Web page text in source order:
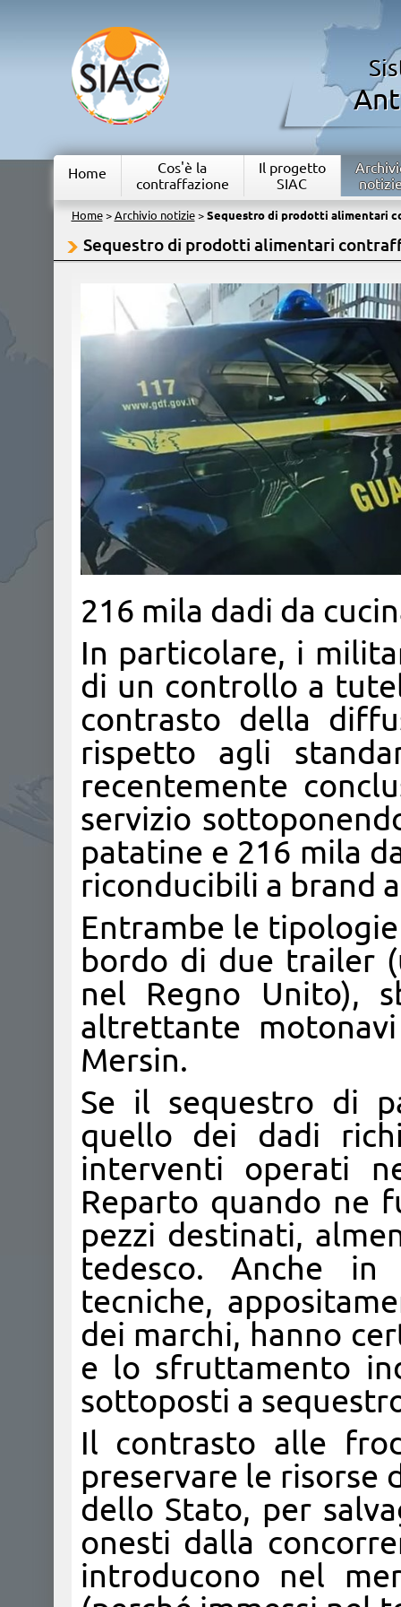
Home
Cos'è la
contraffazione
Il progetto
SIAC
Home> Archivio notizie> Sequestro di prodotti alimentari
Sequestro di prodotti alimentari
216 mila dadi da
In particolare, i
di un controllo a
contrasto della
rispetto agli
recentemente
servizio
patatine e 216 mila
riconducibili a brand
Entrambe le
bordo di due trailer
nel Regno Unito),
altrettante
Mersin.
Se il sequestro di
quello dei dadi
interventi operati
Reparto quando ne
pezzi destinati,
tedesco. Anche in
tecniche,
dei marchi, hanno
e lo sfruttamento
sottoposti a
Il contrasto alle
preservare le risorse
dello Stato, per
onesti dalla
introducono nel